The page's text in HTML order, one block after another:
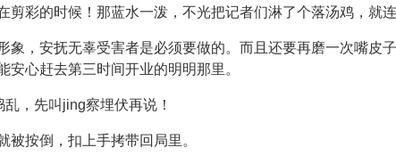
彩的时候！那蓝水一泼，不光把记者们淋了个落汤鸡，就
，安抚无辜受害者是必须要做的。而且还要再磨一次嘴皮
安心赶去第三时间开业的明明那里。
，先叫jing察埋伏再说！
按倒，扣上手拷带回局里。